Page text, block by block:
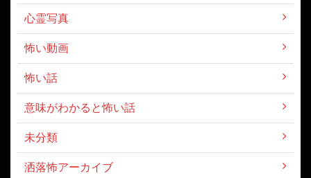
心霊写真
怖い動画
怖い話
意味がわかると怖い話
未分類
洒落怖アーカイブ